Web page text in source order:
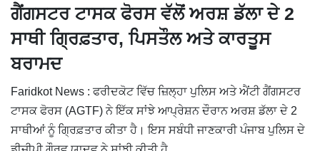
ਗੈਂਗਸਟਰ ਟਾਸਕ ਫੋਰਸ ਵੱਲੋਂ ਅਰਸ਼ ਡੱਲਾ ਦੇ 2
ਸਾਥੀ ਗ੍ਰਿਫ਼ਤਾਰ, ਪਿਸਤੌਲ ਅਤੇ ਕਾਰਤੂਸ
ਬਰਾਮਦ
Faridkot News : ਫਰੀਦਕੋਟ ਵਿੱਚ ਜ਼ਿਲ੍ਹਾ ਪੁਲਿਸ ਅਤੇ ਐਂਟੀ ਗੈਂਗਸਟਰ
ਟਾਸਕ ਫੋਰਸ (AGTF) ​​ਨੇ ਇੱਕ ਸਾਂਝੇ ਆਪ੍ਰੇਸ਼ਨ ਦੌਰਾਨ ਅਰਸ਼ ਡੱਲਾ ਦੇ 2
ਸਾਥੀਆਂ ਨੂੰ ਗ੍ਰਿਫ਼ਤਾਰ ਕੀਤਾ ਹੈ। ਇਸ ਸਬੰਧੀ ਜਾਣਕਾਰੀ ਪੰਜਾਬ ਪੁਲਿਸ ਦੇ